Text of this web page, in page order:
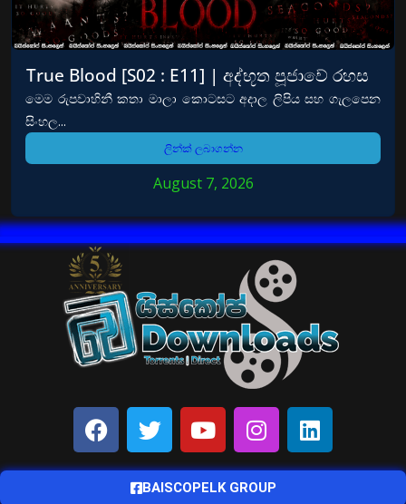
True Blood [S02 : E11] | අද්භූත පූජාවේ රහස
මෙම රුපවාහිනී කතා මාලා කොටසට අදාල ලිපිය සහ ගැලපෙන
සිංහල...
ලින්ක් ලබාගන්න
August 7, 2026
BAISCOPELK GROUP